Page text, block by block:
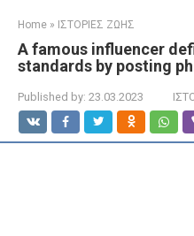
Home » ΙΣΤΟΡΙΕΣ ΖΩΗΣ
A famous influencer
standards by posting
Published by: 23.03.2023